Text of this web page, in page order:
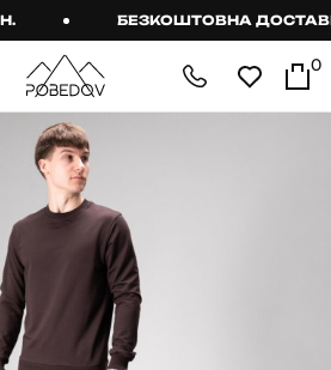
БЕЗКОШТОВНА ДОСТАВКА
0